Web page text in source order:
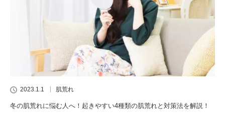
2023.1.1 肌荒れ
冬の肌荒れに悩む人へ！起きやすい4種類の肌荒れと対策法を解説！